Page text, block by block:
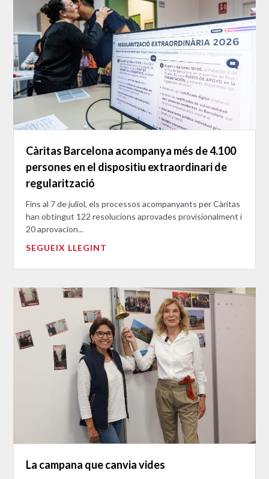
Càritas Barcelona acompanya més de 4.100
persones en el dispositiu extraordinari de
regularització
Fins al 7 de juliol, els processos acompanyants per Càritas
han obtingut 122 resolucions aprovades provisionalment i
20 aprovacion...
SEGUEIX LLEGINT
La campana que canvia vides